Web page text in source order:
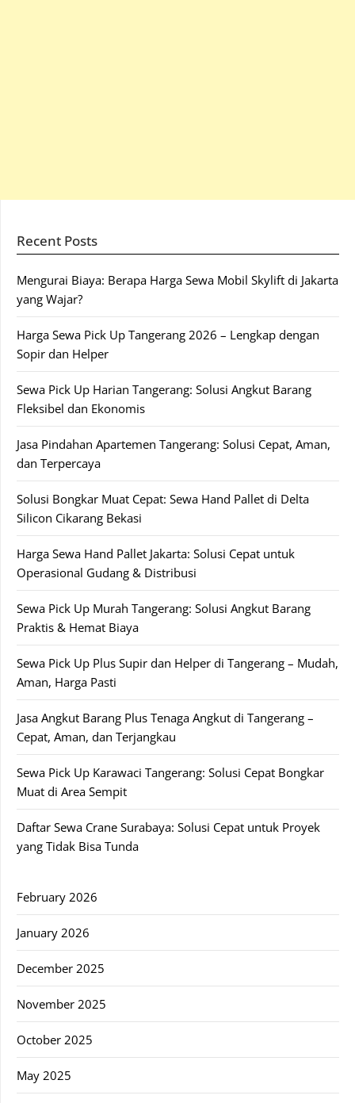
Recent Posts
Mengurai Biaya: Berapa Harga Sewa Mobil Skylift di Jakarta
yang Wajar?
Harga Sewa Pick Up Tangerang 2026 – Lengkap dengan
Sopir dan Helper
Sewa Pick Up Harian Tangerang: Solusi Angkut Barang
Fleksibel dan Ekonomis
Jasa Pindahan Apartemen Tangerang: Solusi Cepat, Aman,
dan Terpercaya
Solusi Bongkar Muat Cepat: Sewa Hand Pallet di Delta
Silicon Cikarang Bekasi
Harga Sewa Hand Pallet Jakarta: Solusi Cepat untuk
Operasional Gudang & Distribusi
Sewa Pick Up Murah Tangerang: Solusi Angkut Barang
Praktis & Hemat Biaya
Sewa Pick Up Plus Supir dan Helper di Tangerang – Mudah,
Aman, Harga Pasti
Jasa Angkut Barang Plus Tenaga Angkut di Tangerang –
Cepat, Aman, dan Terjangkau
Sewa Pick Up Karawaci Tangerang: Solusi Cepat Bongkar
Muat di Area Sempit
Daftar Sewa Crane Surabaya: Solusi Cepat untuk Proyek
yang Tidak Bisa Tunda
February 2026
January 2026
December 2025
November 2025
October 2025
May 2025